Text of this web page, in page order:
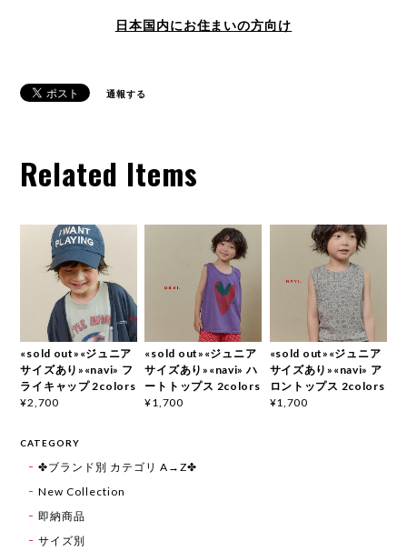
日本国内にお住まいの方向け
通報する
Related Items
«sold out»«ジュニア
サイズあり»«navi» フ
ライキャップ 2colors
¥2,700
«sold out»«ジュニア
サイズあり»«navi» ハ
ートトップス 2colors
¥1,700
«sold out»«ジュニア
サイズあり»«navi» ア
ロントップス 2colors
¥1,700
CATEGORY
✤ブランド別 カテゴリ A→Z✤
New Collection
即納商品
サイズ別